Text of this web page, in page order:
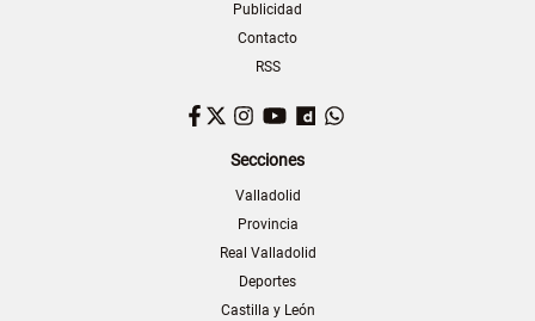
Publicidad
Contacto
RSS
Facebook
TwitterInstagram
YouTubeDailymotion
Secciones
Valladolid
Provincia
Real Valladolid
Deportes
Castilla y León